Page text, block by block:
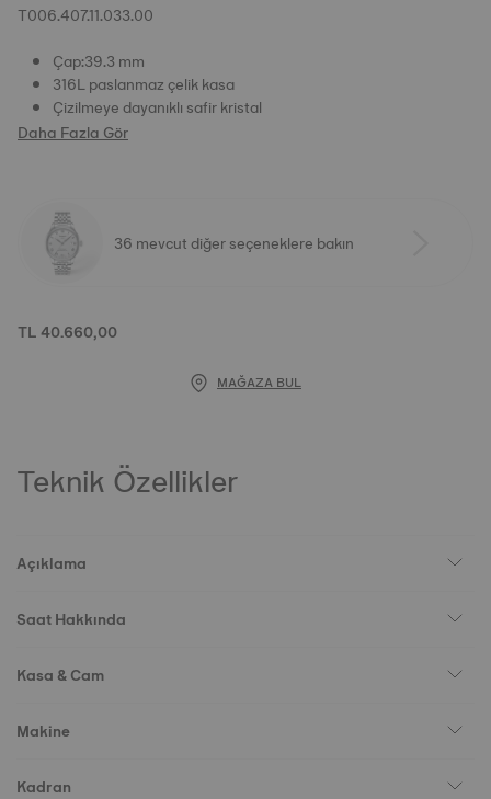
T006.407.11.033.00
Çap:39.3 mm
316L paslanmaz çelik kasa
Çizilmeye dayanıklı safir kristal
Daha Fazla Gör
36 mevcut diğer seçeneklere bakın
TL 40.660,00
MAĞAZA BUL
Teknik Özellikler
Açıklama
Saat Hakkında
Kasa & Cam
Makine
Kadran